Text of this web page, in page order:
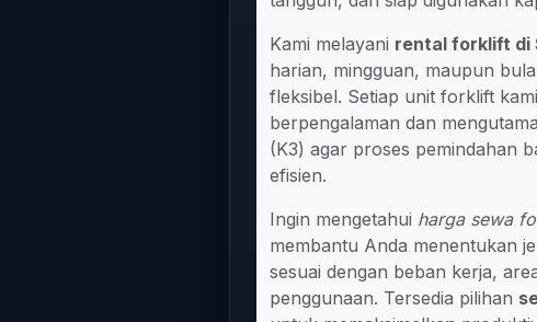
Kami melayani rental forklift di
harian, mingguan, maupun
fleksibel. Setiap unit forklift
berpengalaman dan
(K3) agar proses pemindahan
efisien.
Ingin mengetahui harga sewa
membantu Anda menentukan
sesuai dengan beban kerja,
penggunaan. Tersedia pilihan